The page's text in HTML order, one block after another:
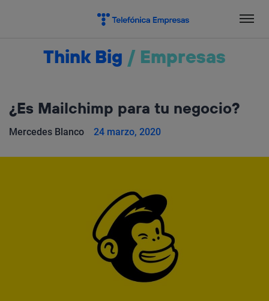
Think Big / Empresas
¿Es Mailchimp para tu negocio?
Mercedes Blanco 24 marzo, 2020